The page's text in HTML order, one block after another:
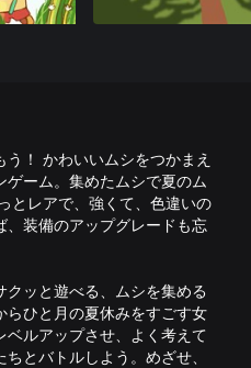
！ かわいいムシをつかまえ
ーム。集めたムシで夏のム
とレアで、強くて、色違いの
、装備のアップグレードも忘
ッと遊べる、ムシを集める
ひと月の夏休みをすごす女
ルアップさせ、よく考えて
とバトルしよう。めざせ、